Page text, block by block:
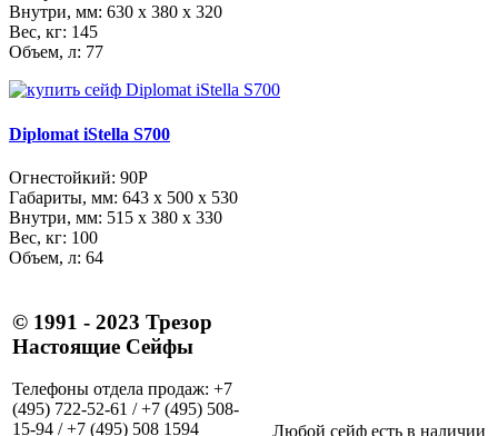
Внутри, мм: 630 x 380 x 320
Вес, кг: 145
Объем, л: 77
Diplomat iStella S700
Огнестойкий: 90P
Габариты, мм: 643 x 500 x 530
Внутри, мм: 515 x 380 x 330
Вес, кг: 100
Объем, л: 64
© 1991 - 2023 Трезор
Настоящие Сейфы
Телефоны отдела продаж: +7
(495) 722-52-61 / +7 (495) 508-
15-94 / +7 (495) 508 1594
Любой сейф есть в наличии